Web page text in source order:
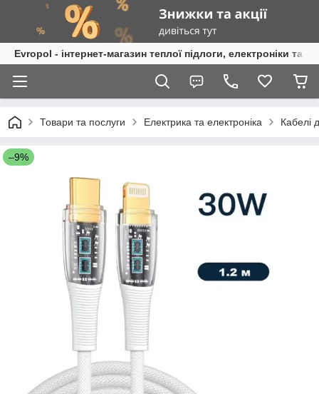
Evropol - інтернет-магазин теплої підлоги, електроніки та
Товари та послуги Електрика та електроніка Кабелі
–9%